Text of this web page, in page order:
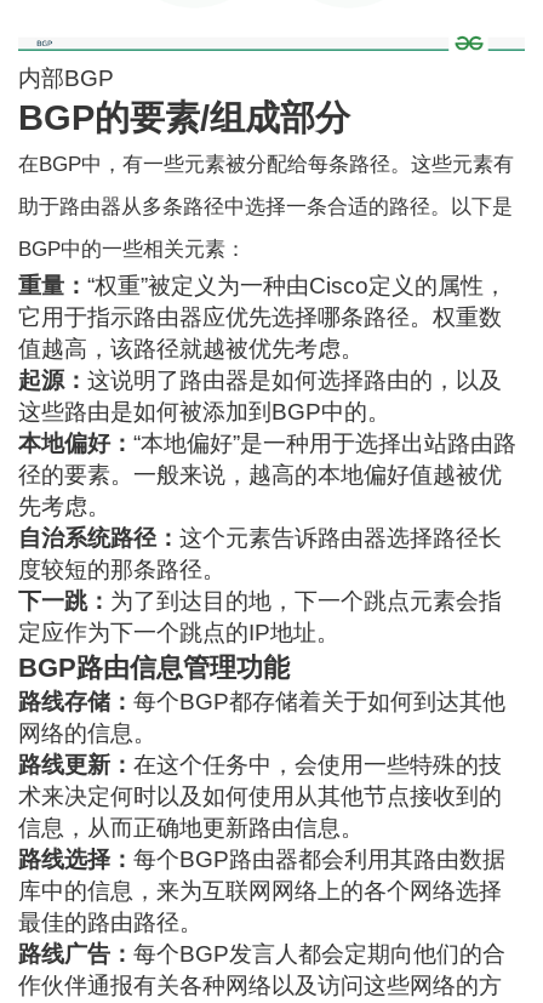
内部BGP
BGP的要素/组成部分
在BGP中，有一些元素被分配给每条路径。这些元素有
助于路由器从多条路径中选择一条合适的路径。以下是
BGP中的一些相关元素：
重量：“权重”被定义为一种由Cisco定义的属性，
它用于指示路由器应优先选择哪条路径。权重数
值越高，该路径就越被优先考虑。
起源：这说明了路由器是如何选择路由的，以及
这些路由是如何被添加到BGP中的。
本地偏好：“本地偏好”是一种用于选择出站路由路
径的要素。一般来说，越高的本地偏好值越被优
先考虑。
自治系统路径：这个元素告诉路由器选择路径长
度较短的那条路径。
下一跳： 为了到达目的地，下一个跳点元素会指
定应作为下一个跳点的IP地址。
BGP路由信息管理功能
路线存储：每个BGP都存储着关于如何到达其他
网络的信息。
路线更新：在这个任务中，会使用一些特殊的技
术来决定何时以及如何使用从其他节点接收到的
信息，从而正确地更新路由信息。
路线选择：每个BGP路由器都会利用其路由数据
库中的信息，来为互联网网络上的各个网络选择
最佳的路由路径。
路线广告：每个BGP发言人都会定期向他们的合
作伙伴通报有关各种网络以及访问这些网络的方